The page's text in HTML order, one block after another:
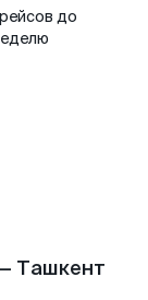
до
Ташкент